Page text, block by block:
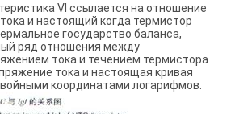
VI ссылается на отношение
и настоящий когда термистор
государство баланса,
ряд отношения между
тока и течением термистора
тока и настоящая кривая
координатами логарифмов.